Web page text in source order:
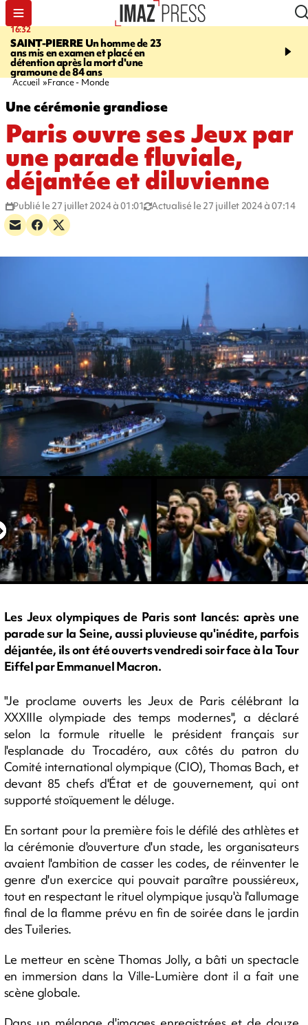
16:32
SAINT-PIERREUn homme de 23
ans mis en examen et placé en
détention après la mort d'une
gramoune de 84 ans
21:08
et Turquie scellent un
Accueil France - Monde
Une cérémonie grandiose
Paris ouvre ses Jeux par
une parade fluviale,
déjantée et diluvienne
Publié le 27 juillet 2024 à 01:01 Actualisé le 27 juillet 2024 à 07:14
Les Jeux olympiques de Paris sont lancés: après une
parade sur la Seine, aussi pluvieuse qu'inédite, parfois
déjantée, ils ont été ouverts vendredi soir face à la Tour
Eiffel par Emmanuel Macron.
"Je proclame ouverts les Jeux de Paris célébrant la
XXXIIIe olympiade des temps modernes", a déclaré
selon la formule rituelle le président français sur
l'esplanade du Trocadéro, aux côtés du patron du
Comité international olympique (CIO), Thomas Bach, et
devant 85 chefs d'État et de gouvernement, qui ont
supporté stoïquement le déluge.
En sortant pour la première fois le défilé des athlètes et
la cérémonie d'ouverture d'un stade, les organisateurs
avaient l'ambition de casser les codes, de réinventer le
genre d'un exercice qui pouvait paraître poussiéreux,
tout en respectant le rituel olympique jusqu'à l'allumage
final de la flamme prévu en fin de soirée dans le jardin
des Tuileries.
Le metteur en scène Thomas Jolly, a bâti un spectacle
en immersion dans la Ville-Lumière dont il a fait une
scène globale.